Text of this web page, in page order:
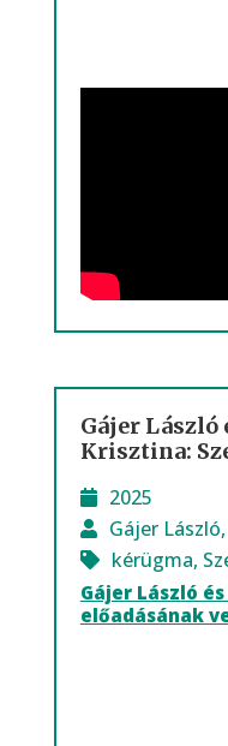
Gájer László
Krisztina:
2025
Gájer László,
kérügma,
Gájer László
előadásának